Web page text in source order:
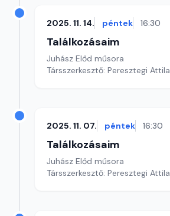
2025. 11. 14. péntek 16:30
Találkozásaim
Juhász Előd műsora
Társszerkesztő: Peresztegi Attila
2025. 11. 07. péntek 16:30
Találkozásaim
Juhász Előd műsora
Társszerkesztő: Peresztegi Attila